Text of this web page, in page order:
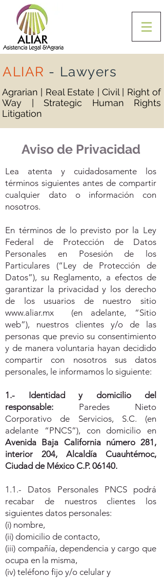
ALIAR - Lawyers
Agrarian | Real Estate | Civil | Right of
Way | Strategic Human Rights
Litigation
Aviso de Privacidad
Lea atenta y cuidadosamente los
términos siguientes antes de compartir
cualquier dato o información con
nosotros.
En términos de lo previsto por la Ley
Federal de Protección de Datos
Personales en Posesión de los
Particulares (“Ley de Protección de
Datos”), su Reglamento, a efectos de
garantizar la privacidad y los derecho
de los usuarios de nuestro sitio
www.aliar.mx (en adelante, “Sitio
web”), nuestros clientes y/o de las
personas que previo su consentimiento
y de manera voluntaria hayan decidido
compartir con nosotros sus datos
personales, le informamos lo siguiente:
1.- Identidad y domicilio del
responsable: Paredes Nieto
Corporativo de Servicios, S.C. (en
adelante “PNCS”), con domicilio en
Avenida Baja California número 281,
interior 204, Alcaldía Cuauhtémoc,
Ciudad de México C.P. 06140.
1.1.- Datos Personales PNCS podrá
recabar de nuestros clientes los
siguientes datos personales:
(i) nombre,
(ii) domicilio de contacto,
(iii) compañía, dependencia y cargo que
ocupa en la misma,
(iv) teléfono fijo y/o celular y